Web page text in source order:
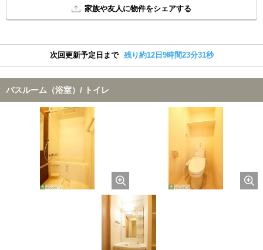
家族や友人に物件をシェアする
次回更新予定日まで 残り約12日9時間23分30秒
バスルーム（浴室）/ トイレ